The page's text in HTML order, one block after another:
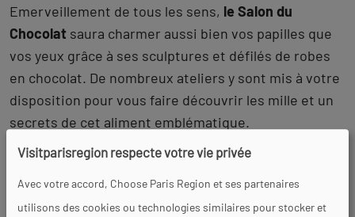
Emerveillement de tous les sens, le Salon du
Chocolat saura charmer aussi bien vos papilles que
vos yeux grâce à ses sculptures et défilés de robes
en chocolat. De nombreux ateliers y sont mis à votre
disposition pour vous faire découvrir les mille et un
secrets de cet aliment emblématique.
Visitparisregion respecte votre vie privée
Avec votre accord, Choose Paris Region et ses partenaires
utilisons des cookies ou technologies similaires pour stocker et